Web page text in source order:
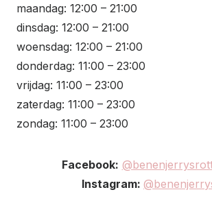
maandag: 12:00 – 21:00
dinsdag: 12:00 – 21:00
woensdag: 12:00 – 21:00
donderdag: 11:00 – 23:00
vrijdag: 11:00 – 23:00
zaterdag: 11:00 – 23:00
zondag: 11:00 – 23:00
Facebook:
Instagram: